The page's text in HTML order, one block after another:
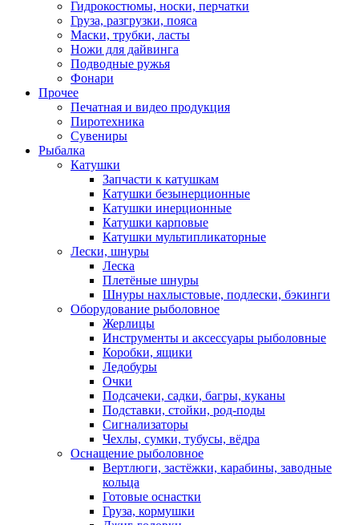
Гидрокостюмы, носки, перчатки
Груза, разгрузки, пояса
Маски, трубки, ласты
Ножи для дайвинга
Подводные ружья
Фонари
Прочее
Печатная и видео продукция
Пиротехника
Сувениры
Рыбалка
Катушки
Запчасти к катушкам
Катушки безынерционные
Катушки инерционные
Катушки карповые
Катушки мультипликаторные
Лески, шнуры
Леска
Плетёные шнуры
Шнуры нахлыстовые, подлески, бэкинги
Оборудование рыболовное
Жерлицы
Инструменты и аксессуары рыболовные
Коробки, ящики
Ледобуры
Очки
Подсачеки, садки, багры, куканы
Подставки, стойки, род-поды
Сигнализаторы
Чехлы, сумки, тубусы, вёдра
Оснащение рыболовное
Вертлюги, застёжки, карабины, заводные
кольца
Готовые оснастки
Груза, кормушки